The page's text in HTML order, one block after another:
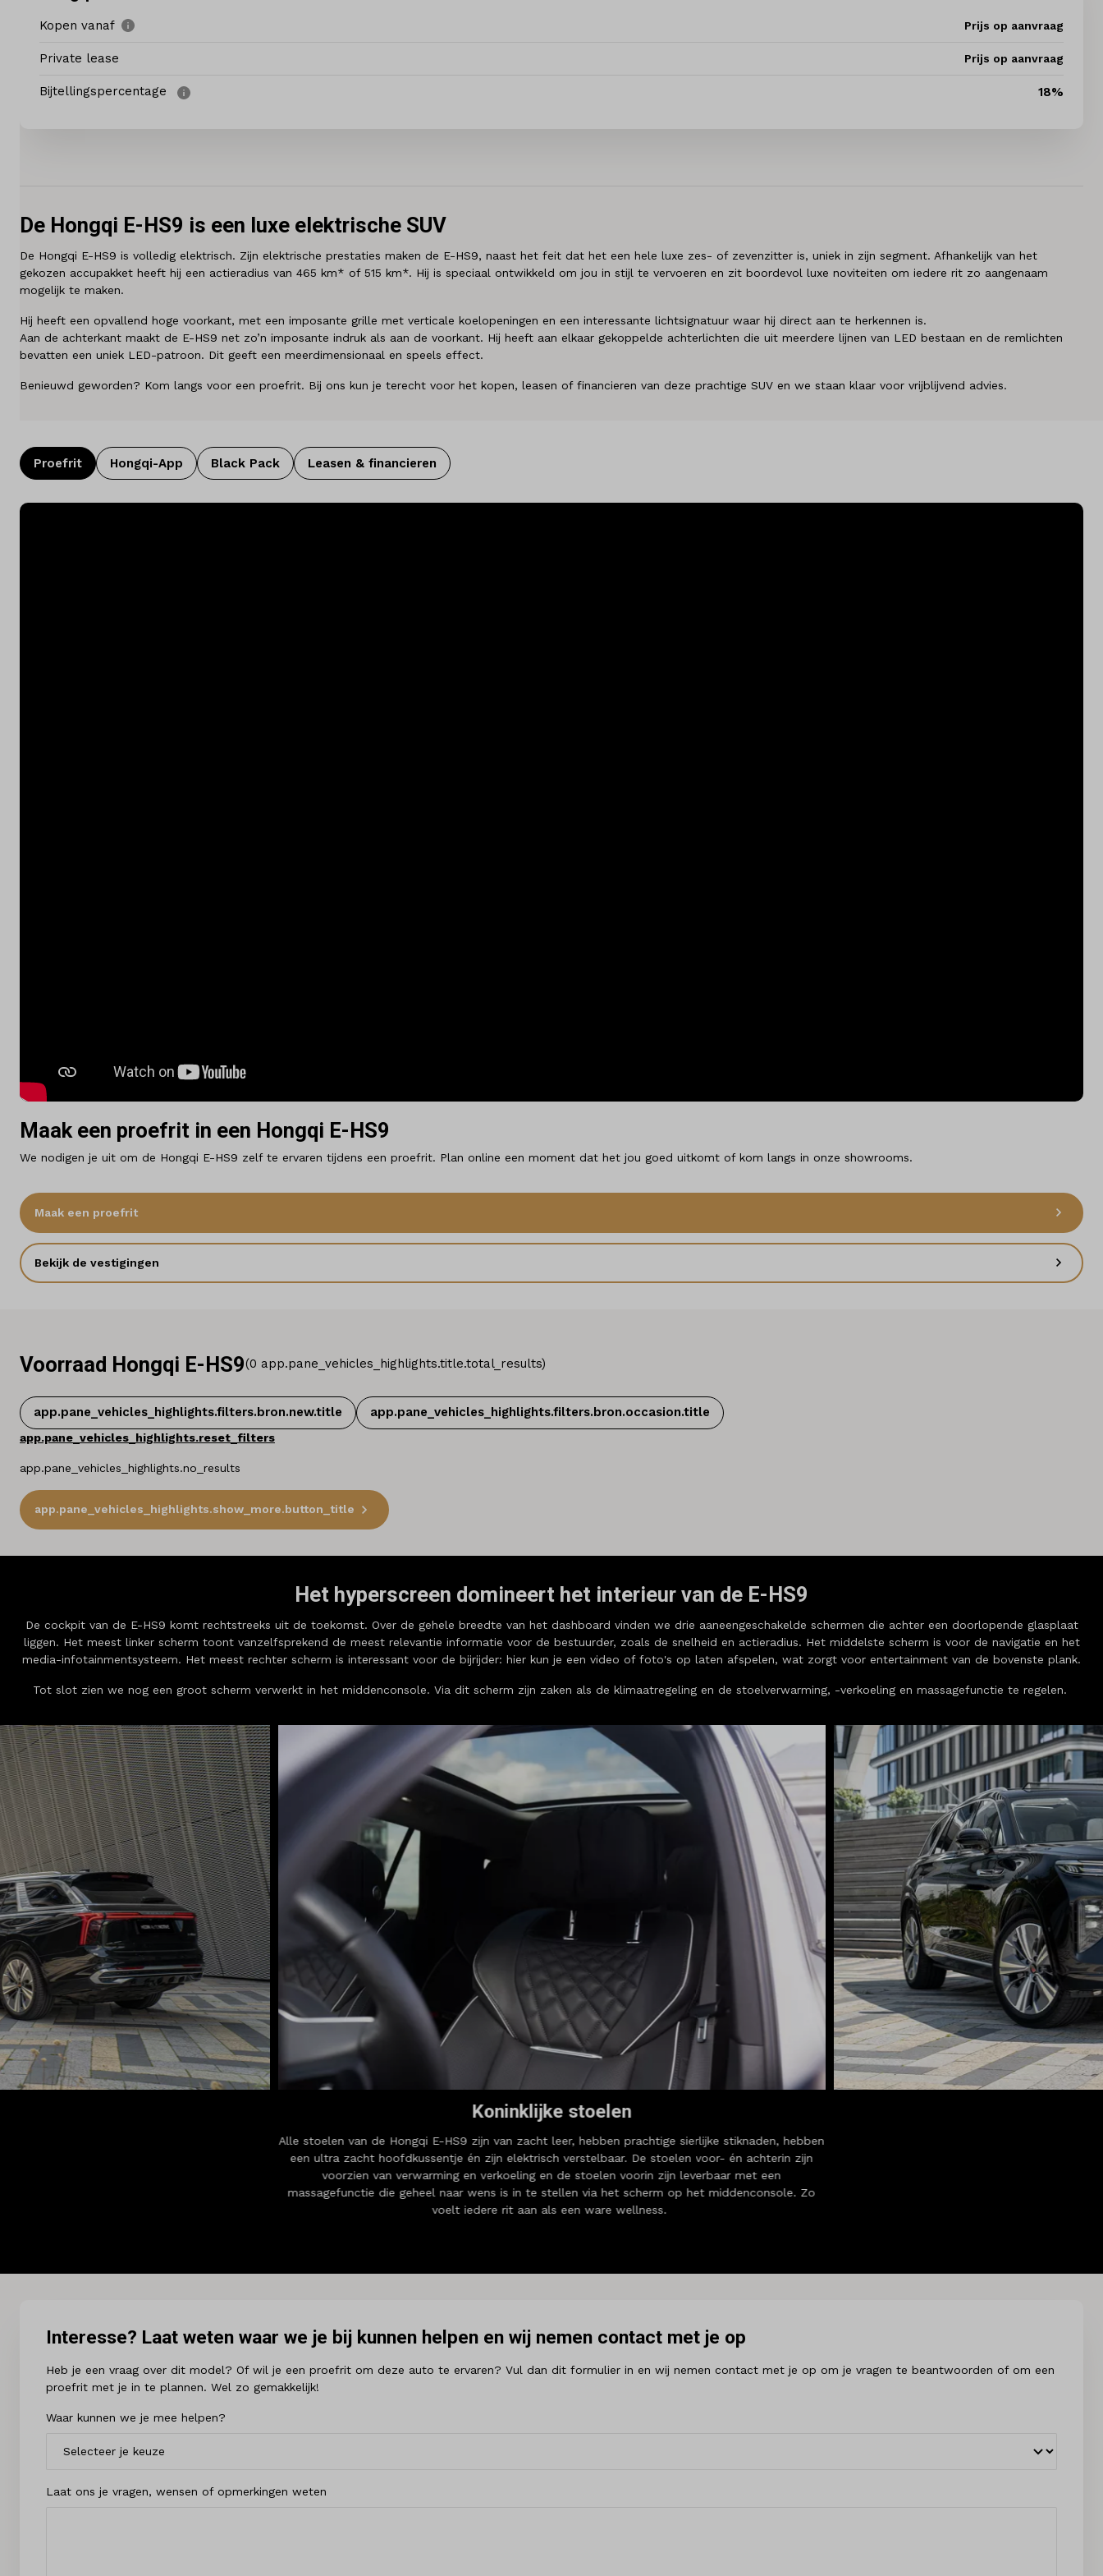
Contact
Mijn account
Vestigingen
Merken
Diensten
Over ons
Kennis & advies
Kopen vanaf Prijs op aanvraag
Private lease Prijs op aanvraag
Bijtellingspercentage 18%
De Hongqi E-HS9 is een luxe elektrische SUV
De Hongqi E-HS9 is volledig elektrisch. Zijn elektrische prestaties maken de E-HS9, naast het feit dat het een hele luxe zes- of zevenzitter is, uniek in zijn segment. Afhankelijk van het
gekozen accupakket heeft hij een actieradius van 465 km* of 515 km*. Hij is speciaal ontwikkeld om jou in stijl te vervoeren en zit boordevol luxe noviteiten om iedere rit zo aangenaam
mogelijk te maken.
Hij heeft een opvallend hoge voorkant, met een imposante grille met verticale koelopeningen en een interessante lichtsignatuur waar hij direct aan te herkennen is.
Aan de achterkant maakt de E-HS9 net zo’n imposante indruk als aan de voorkant. Hij heeft aan elkaar gekoppelde achterlichten die uit meerdere lijnen van LED bestaan en de remlichten
bevatten een uniek LED-patroon. Dit geeft een meerdimensionaal en speels effect.
Benieuwd geworden? Kom langs voor een proefrit. Bij ons kun je terecht voor het kopen, leasen of financieren van deze prachtige SUV en we staan klaar voor vrijblijvend advies.
Proefrit Hongqi-App Black Pack Leasen & financieren
Maak een proefrit in een Hongqi E-HS9
We nodigen je uit om de Hongqi E-HS9 zelf te ervaren tijdens een proefrit. Plan online een moment dat het jou goed uitkomt of kom langs in onze showrooms.
Maak een proefrit
Bekijk de vestigingen
Voorraad Hongqi E-HS9(0 app.pane_vehicles_highlights.title.total_results)
app.pane_vehicles_highlights.filters.bron.new.title app.pane_vehicles_highlights.filters.bron.occasion.title
app.pane_vehicles_highlights.reset_filters
app.pane_vehicles_highlights.no_results
app.pane_vehicles_highlights.show_more.button_title
Het hyperscreen domineert het interieur van de E-HS9
De cockpit van de E-HS9 komt rechtstreeks uit de toekomst. Over de gehele breedte van het dashboard vinden we drie aaneengeschakelde schermen die achter een doorlopende glasplaat
liggen. Het meest linker scherm toont vanzelfsprekend de meest relevantie informatie voor de bestuurder, zoals de snelheid en actieradius. Het middelste scherm is voor de navigatie en het
media-infotainmentsysteem. Het meest rechter scherm is interessant voor de bijrijder: hier kun je een video of foto's op laten afspelen, wat zorgt voor entertainment van de bovenste plank.
Tot slot zien we nog een groot scherm verwerkt in het middenconsole. Via dit scherm zijn zaken als de klimaatregeling en de stoelverwarming, -verkoeling en massagefunctie te regelen.
Koninklijke stoelen
Alle stoelen van de Hongqi E-HS9 zijn van zacht leer, hebben prachtige sierlijke stiknaden, hebben
een ultra zacht hoofdkussentje én zijn elektrisch verstelbaar. De stoelen voor- én achterin zijn
voorzien van verwarming en verkoeling en de stoelen voorin zijn leverbaar met een
massagefunctie die geheel naar wens is in te stellen via het scherm op het middenconsole. Zo
voelt iedere rit aan als een ware wellness.
Interesse? Laat weten waar we je bij kunnen helpen en wij nemen contact met je op
Heb je een vraag over dit model? Of wil je een proefrit om deze auto te ervaren? Vul dan dit formulier in en wij nemen contact met je op om je vragen te beantwoorden of om een
proefrit met je in te plannen. Wel zo gemakkelijk!
Waar kunnen we je mee helpen?
Laat ons je vragen, wensen of opmerkingen weten